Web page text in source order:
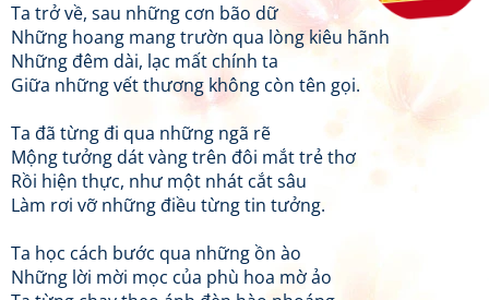
Ta trở về, sau những cơn bão dữ
Những hoang mang trườn qua lòng kiêu hãnh
Những đêm dài, lạc mất chính ta
Giữa những vết thương không còn tên gọi.
Ta đã từng đi qua những ngã rẽ
Mộng tưởng dát vàng trên đôi mắt trẻ thơ
Rồi hiện thực, như một nhát cắt sâu
Làm rơi vỡ những điều từng tin tưởng.
Ta học cách bước qua những ồn ào
Những lời mời mọc của phù hoa mờ ảo